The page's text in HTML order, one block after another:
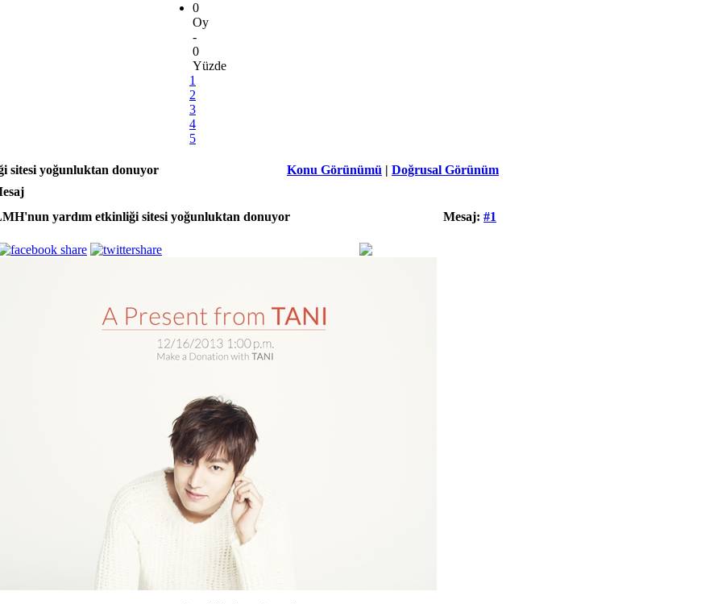
0
Oy
-
0
Yüzde
1
2
3
4
5
Konu Görünümü | Doğrusal Görünüm
sitesi yoğunluktan donuyor
Mesaj: #1
yardım etkinliği sitesi yoğunluktan donuyor